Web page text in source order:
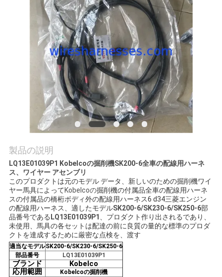
絡
し
な
さ
い
BLOG
製品の説明
LQ13E01039P1 Kobelcoの掘削機SK200-6全車の配線用ハーネ
ス、ワイヤー アセンブリ
このプロダクトは元のモデル データ、新しいのための掘削機ワイ
ヤー馬具によってKobelcoの掘削機の付属品全車の配線用ハーネ
スの付属品の橋桁ボディ外の配線用ハーネス6 d34三菱エンジン
の配線用ハーネス、適したモデルSK200-6/SK230-6/SK250-6部
品番号である LQ13E01039P1 、プロダクト作り出されるであり、
未使用、馬具の各セットは配達の前に良質の量的な標準のプロダ
クトを達成するために厳密な点検を、渡す
適当なモデルSK200-6/SK230-6/SK250-6
部品番号
LQ13E01039P1
ブランド
Kobelco
応用範囲
Kobelcoの掘削機